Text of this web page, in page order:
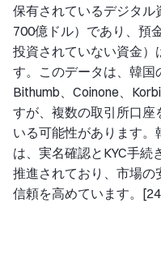
保有されているデジタル
700億ドル）であり、預
投資されていない資金）
す。このデータは、韓国
Bithumb、Coinone、
すが、複数の取引所口座
いる可能性があります
は、実名確認とKYC手続
推進されており、市場
信頼を高めています。